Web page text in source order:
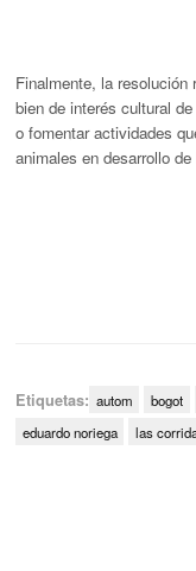
Finalmente, la
bien de interés cultural
o fomentar actividades
animales en desarrollo
Etiquetas: autom bogot
eduardo noriega
las